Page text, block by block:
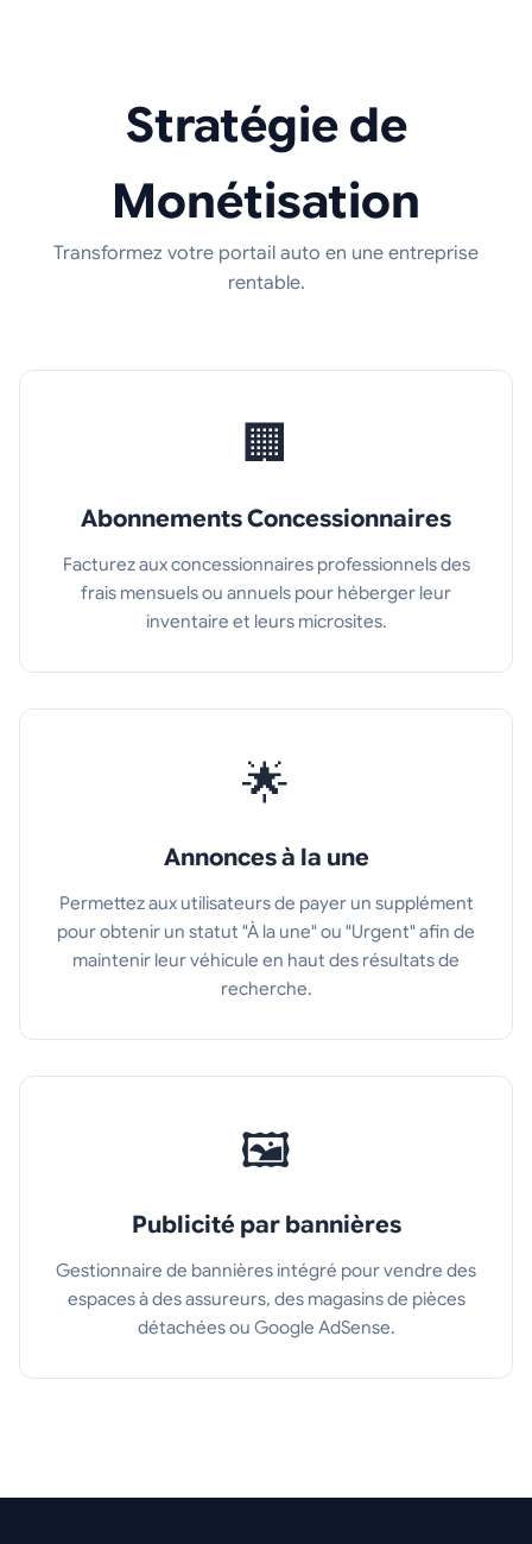
Stratégie de
Monétisation
Transformez votre portail auto en une entreprise
rentable.
🏢
Abonnements Concessionnaires
Facturez aux concessionnaires professionnels des
frais mensuels ou annuels pour héberger leur
inventaire et leurs microsites.
🌟
Annonces à la une
Permettez aux utilisateurs de payer un supplément
pour obtenir un statut "À la une" ou "Urgent" afin de
maintenir leur véhicule en haut des résultats de
recherche.
🖼️
Publicité par bannières
Gestionnaire de bannières intégré pour vendre des
espaces à des assureurs, des magasins de pièces
détachées ou Google AdSense.